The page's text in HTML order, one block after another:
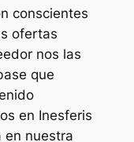
conscientes
ofertas
nos las
que
en Inesferis
en nuestra